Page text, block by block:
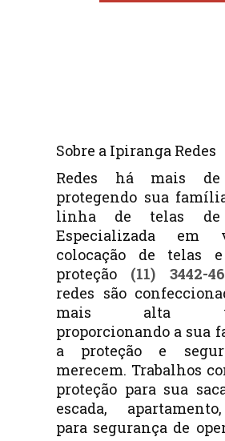
Sobre a Ipiranga Redes
Redes há mais
protegendo sua
linha de telas de
Especializada em
colocação de telas
proteção (11) 3442-
redes são
mais alta
proporcionando a sua
a proteção e
merecem. Trabalhos
proteção para sua
escada,
para segurança de